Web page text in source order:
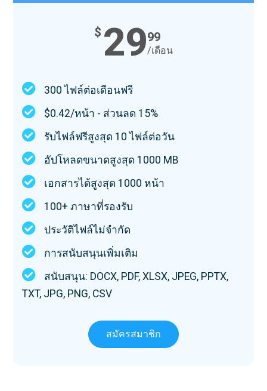
$ 2999
/เดือน
300 ไฟล์ต่อเดือนฟรี
$0.42/หน้า - ส่วนลด 15%
รับไฟล์ฟรีสูงสุด 10 ไฟล์ต่อวัน
อัปโหลดขนาดสูงสุด 1000 MB
เอกสารได้สูงสุด 1000 หน้า
100+ ภาษาที่รองรับ
ประวัติไฟล์ไม่จำกัด
การสนับสนุนเพิ่มเติม
สนับสนุน: DOCX, PDF, XLSX, JPEG, PPTX,
TXT, JPG, PNG, CSV
สมัครสมาชิก